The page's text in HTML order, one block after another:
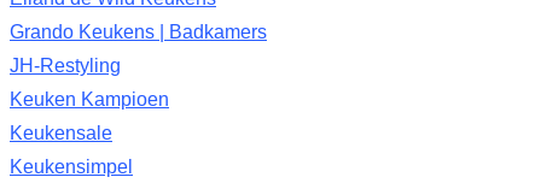
Grando Keukens | Badkamers
JH-Restyling
Keuken Kampioen
Keukensale
Keukensimpel